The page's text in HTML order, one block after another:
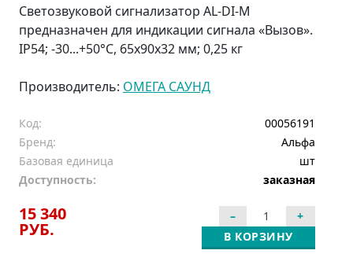
Светозвуковой сигнализатор AL-DI-М
предназначен для индикации сигнала «Вызов».
IP54; -30...+50°C, 65х90х32 мм; 0,25 кг
Производитель: ОМЕГА САУНД
Код:
00056191
Бренд:
Альфа
Базовая единица
шт
Доступность:
заказная
15 340
РУБ. В КОРЗИНУ